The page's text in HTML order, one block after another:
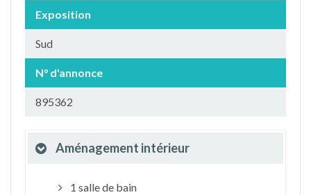
Exposition
Sud
N° d'annonce
895362
Aménagement intérieur
1 salle de bain